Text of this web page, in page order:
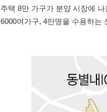
주택 8만 가구가 분양 시장에
6000여가구, 4만명을 수용하는